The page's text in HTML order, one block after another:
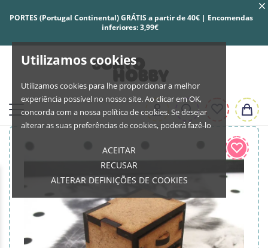
Utilizamos cookies
Utilizamos cookies para lhe proporcionar a melhor
experiência possível no nosso site. Ao clicar em OK,
concorda com a nossa política de cookies. Se desejar
alterar as suas preferências de cookies, poderá fazê-lo
ACEITAR
RECUSAR
ALTERAR DEFINIÇÕES DE COOKIES
PORTES (Portugal Continental) GRÁTIS a partir de 40€ | Encomendas
inferiores: 3,99€